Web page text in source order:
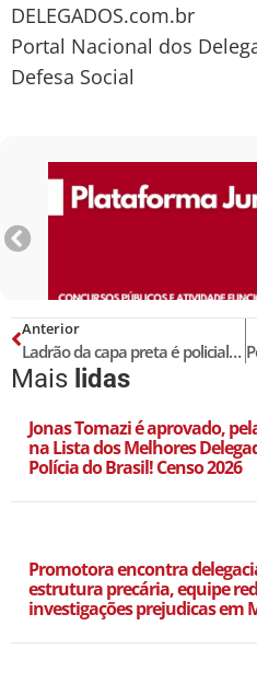
DELEGADOS.com.br
Portal Nacional dos
Defesa Social
Anterior
Ladrão da capa preta é policial penal e foi preso após roubar quatro farmácias em Aracaju
Mais lidas
Jonas Tomazi é aprovado,
na Lista dos Melhores
Polícia do Brasil! Censo 2026
Promotora encontra
estrutura precária, equipe
investigações prejudicas em